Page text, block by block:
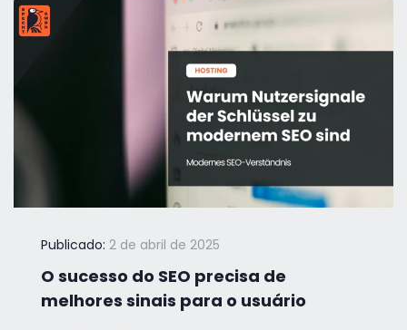
Publicado: 2 de abril de 2025
O sucesso do SEO precisa de
melhores sinais para o usuário